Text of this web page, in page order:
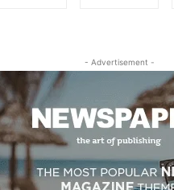
- Advertisement -